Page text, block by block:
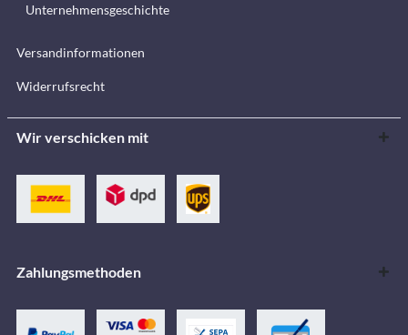
Unternehmensgeschichte
Versandinformationen
Widerrufsrecht
Wir verschicken mit
Zahlungsmethoden